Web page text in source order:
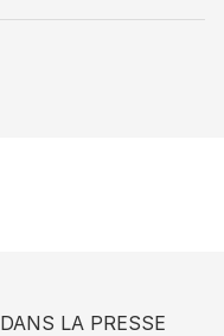
DANS LA PRESSE